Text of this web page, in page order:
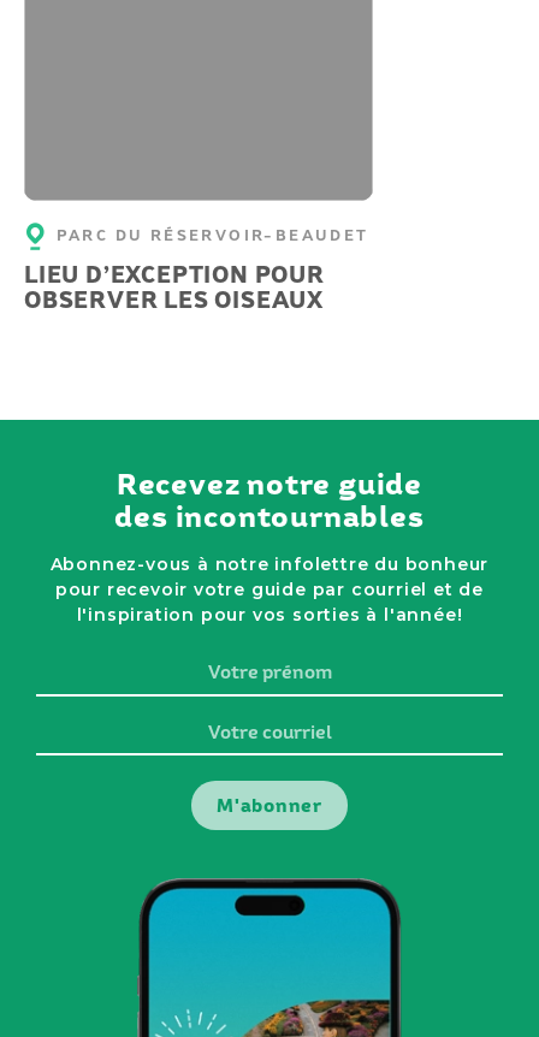
PARC DU RÉSERVOIR-BEAUDET
LIEU D’EXCEPTION POUR
OBSERVER LES OISEAUX
Recevez notre guide
des incontournables
Abonnez-vous à notre infolettre du bonheur
pour recevoir votre guide par courriel et de
l'inspiration pour vos sorties à l'année!
prénom
courriel